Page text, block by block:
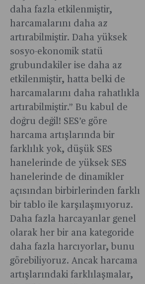
daha fazla etkilenmiştir,
harcamalarını daha az
artırabilmiştir. Daha yüksek
sosyo-ekonomik statü
grubundakiler ise daha az
etkilenmiştir, hatta belki de
harcamalarını daha rahatlıkla
artırabilmiştir.” Bu kabul de
doğru değil! SES’e göre
harcama artışlarında bir
farklılık yok, düşük SES
hanelerinde de yüksek SES
hanelerinde de dinamikler
açısından birbirlerinden farklı
bir tablo ile karşılaşmıyoruz.
Daha fazla harcayanlar genel
olarak her bir ana kategoride
daha fazla harcıyorlar, bunu
görebiliyoruz. Ancak harcama
artışlarındaki farklılaşmalar,